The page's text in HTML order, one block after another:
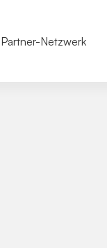
Partner-Netzwerk